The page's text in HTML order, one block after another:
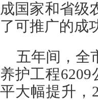
成国家和省级
了可推广的成
五年间，全
养护工程
平大幅提升，